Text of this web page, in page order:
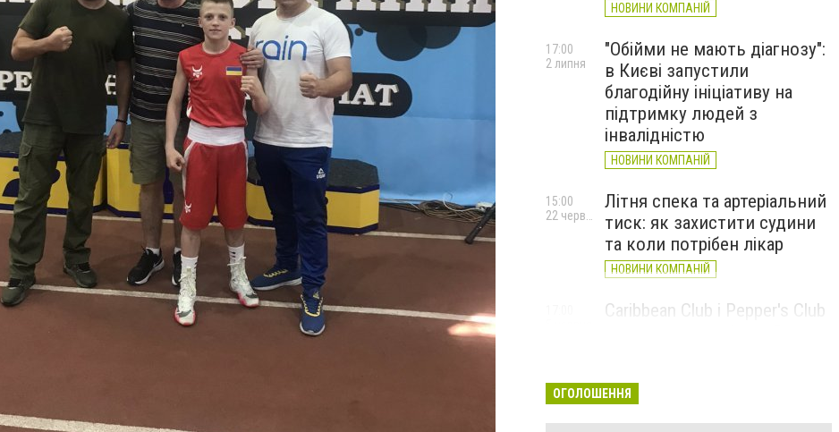
НОВИНИ КОМПАНІЙ
"Обійми не мають діагнозу":
в Києві запустили
благодійну ініціативу на
підтримку людей з
інвалідністю
НОВИНИ КОМПАНІЙ
17:00
2 липня
Літня спека та артеріальний
тиск: як захистити судини
та коли потрібен лікар
НОВИНИ КОМПАНІЙ
15:00
Caribbean Club і Pepper's Club
НОВИНИ КОМПАНІЙ
ОГОЛОШЕННЯ